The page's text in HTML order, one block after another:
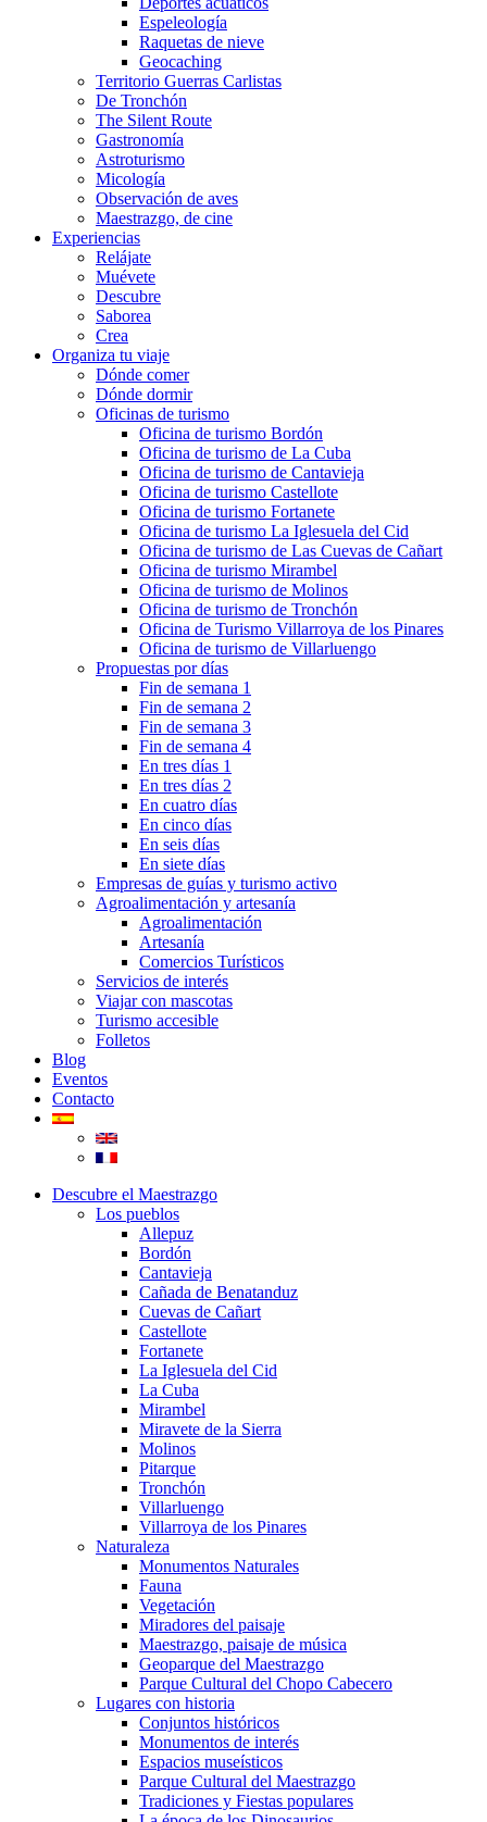
Espeleología
Raquetas de nieve
Geocaching
Territorio Guerras Carlistas
De Tronchón
The Silent Route
Gastronomía
Astroturismo
Micología
Observación de aves
Maestrazgo, de cine
Experiencias
Relájate
Muévete
Descubre
Saborea
Crea
Organiza tu viaje
Dónde comer
Dónde dormir
Oficinas de turismo
Oficina de turismo Bordón
Oficina de turismo de La Cuba
Oficina de turismo de Cantavieja
Oficina de turismo Castellote
Oficina de turismo Fortanete
Oficina de turismo La Iglesuela del Cid
Oficina de turismo de Las Cuevas de Cañart
Oficina de turismo Mirambel
Oficina de turismo de Molinos
Oficina de turismo de Tronchón
Oficina de Turismo Villarroya de los Pinares
Oficina de turismo de Villarluengo
Propuestas por días
Fin de semana 1
Fin de semana 2
Fin de semana 3
Fin de semana 4
En tres días 1
En tres días 2
En cuatro días
En cinco días
En seis días
En siete días
Empresas de guías y turismo activo
Agroalimentación y artesanía
Agroalimentación
Artesanía
Comercios Turísticos
Servicios de interés
Viajar con mascotas
Turismo accesible
Folletos
Blog
Eventos
Contacto
Descubre el Maestrazgo
Los pueblos
Allepuz
Bordón
Cantavieja
Cañada de Benatanduz
Cuevas de Cañart
Castellote
Fortanete
La Iglesuela del Cid
La Cuba
Mirambel
Miravete de la Sierra
Molinos
Pitarque
Tronchón
Villarluengo
Villarroya de los Pinares
Naturaleza
Monumentos Naturales
Fauna
Vegetación
Miradores del paisaje
Maestrazgo, paisaje de música
Geoparque del Maestrazgo
Parque Cultural del Chopo Cabecero
Lugares con historia
Conjuntos históricos
Monumentos de interés
Espacios museísticos
Parque Cultural del Maestrazgo
Tradiciones y Fiestas populares